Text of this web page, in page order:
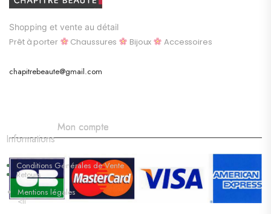
Shopping et vente au détail
Prêt à porter Chaussures Bijoux Accessoires
chapitrebeaute@gmail.com
Mon compte
Informations
Conditions Générales de Vente
Retours
Mentions légales
<li